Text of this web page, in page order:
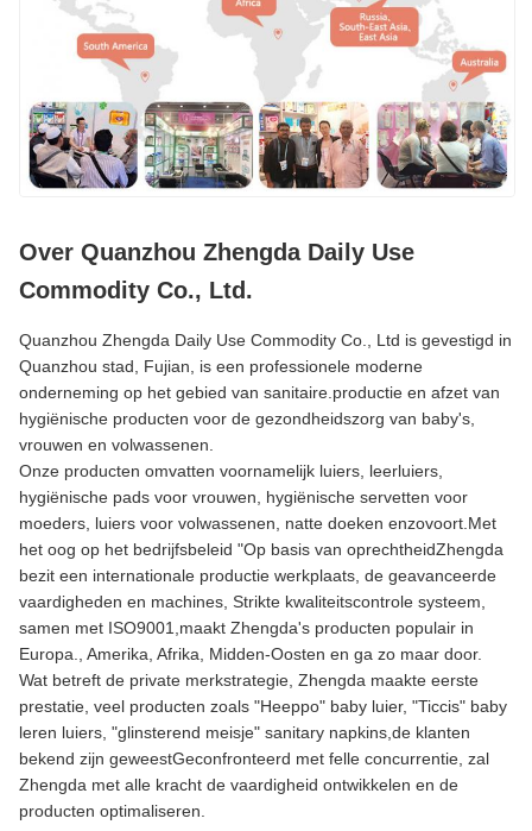
Over Quanzhou Zhengda Daily Use
Commodity Co., Ltd.
Quanzhou Zhengda Daily Use Commodity Co., Ltd is gevestigd in
Quanzhou stad, Fujian, is een professionele moderne
onderneming op het gebied van sanitaire.productie en afzet van
hygiënische producten voor de gezondheidszorg van baby's,
vrouwen en volwassenen.
Onze producten omvatten voornamelijk luiers, leerluiers,
hygiënische pads voor vrouwen, hygiënische servetten voor
moeders, luiers voor volwassenen, natte doeken enzovoort.Met
het oog op het bedrijfsbeleid "Op basis van oprechtheidZhengda
bezit een internationale productie werkplaats, de geavanceerde
vaardigheden en machines, Strikte kwaliteitscontrole systeem,
samen met ISO9001,maakt Zhengda's producten populair in
Europa., Amerika, Afrika, Midden-Oosten en ga zo maar door.
Wat betreft de private merkstrategie, Zhengda maakte eerste
prestatie, veel producten zoals "Heeppo" baby luier, "Ticcis" baby
leren luiers, "glinsterend meisje" sanitary napkins,de klanten
bekend zijn geweestGeconfronteerd met felle concurrentie, zal
Zhengda met alle kracht de vaardigheid ontwikkelen en de
producten optimaliseren.